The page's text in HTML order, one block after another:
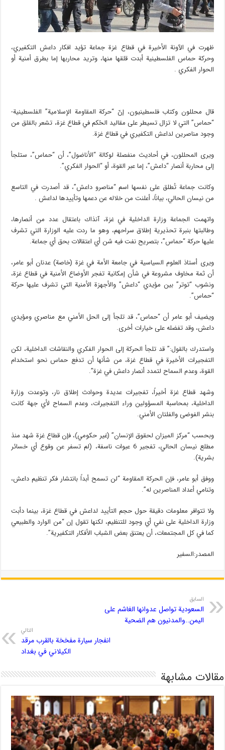
ظهرت في الآونة الأخيرة في قطاع غزة جماعة تؤيد افكار داعش التكفيري،
وحركة حماس الفلسطينية أبدت قلقها منها، وتريد محاربها إما بطرق أمنية أو
الحوار الفكري .
قال محللون وكتاب فلسطينيون، إنّ “حركة المقاومة الإسلامية” الفلسطينية-
“حماس” التي لا تزال تسيطر على مقاليد الحُكم في قطاع غزة، تشعر بالقلق من
وجود مناصرين لداعش التكفيري في قطاع غزة.
ويرى المحللون، في أحاديث منفصلة لوكالة “الأناضول”، أن “حماس”، ستلجأ
إلى محاربة أنصار “داعش”، إما عبر القوة، أو “الحوار الفكري”.
وكانت جماعة تُطلق على نفسها اسم “مناصرو داعش”، قد أصدرت في التاسع
من نيسان الحالي، بياناً، أعلنت من خلاله عن دعمها وتأييدها لداعش .
واتهمت الجماعة وزارة الداخلية في غزة، آنذاك باعتقال عدد من أنصارها،
وطالبتها بنبرة تحذيرية إطلاق سراحهم، وهو ما ردت عليه الوزارة التي تشرف
عليها حركة “حماس”، بتصريح نفت فيه شن أي اعتقالات بحق أي جماعة.
ويرى أستاذ العلوم السياسية في جامعة الأمة في غزة (خاصة) عدنان أبو عامر،
أن ثمة مخاوف مشروعة في شأن إمكانية تفجر الأوضاع الأمنية في قطاع غزة،
ونشوب “توتر” بين مؤيدي “داعش” والأجهزة الأمنية التي تشرف عليها حركة
“حماس”.
ويضيف أبو عامر أن “حماس”، قد تلجأ إلى الحل الأمني مع مناصري ومؤيدي
داعش، وقد تفضله على خيارات أخرى.
واستدرك بالقول:” قد تلجأ الحركة إلى الحوار الفكري والنقاشات الداخلية، لكن
التفجيرات الأخيرة في قطاع غزة، من شأنها أن تدفع حماس نحو استخدام
القوة، وعدم السماح لتمدد أنصار داعش في غزة”.
وشهد قطاع غزة أخيراً، تفجيرات عديدة وحوادث إطلاق نار، وتوعدت وزارة
الداخلية، بمحاسبة المسؤولين وراء التفجيرات، وعدم السماح لأي جهة كانت
بنشر الفوضى والفلتان الأمني.
وبحسب “مركز الميزان لحقوق الإنسان” (غير حكومي)، فإن قطاع غزة شهد منذ
مطلع نيسان الحالي، تفجير 6 عبوات ناسفة، (لم تسفر عن وقوع أي خسائر
بشرية).
ووفق أبو عامر، فإن الحركة المقاومة “لن تسمح أبداً بانتشار فكر تنظيم داعش،
وتنامي أعداد المناصرين له”.
ولا تتوافر معلومات دقيقة حول حجم التأييد لداعش في قطاع غزة، بينما دأبت
وزارة الداخلية على نفي أي وجود للتنظيم، لكنها تقول إن “من الوارد والطبيعي
كما في كل المجتمعات، أن يعتنق بعض الشباب الأفكار التكفيرية”.
المصدر:السفیر
السابق
السعودية تواصل عدوانها الغاشم على
اليمن..والمدنيون هم الضحية
التالي
انفجار سيارة مفخخة بالقرب مرقد
الكيلاني في بغداد
مقالات مشابهة